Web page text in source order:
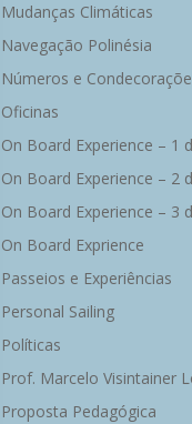
Mudanças Climáticas
Navegação Polinésia
Números e
Oficinas
On Board Experience – 1
On Board Experience – 2
On Board Experience – 3
On Board Exprience
Passeios e Experiências
Personal Sailing
Políticas
Prof. Marcelo Visintainer
Proposta Pedagógica